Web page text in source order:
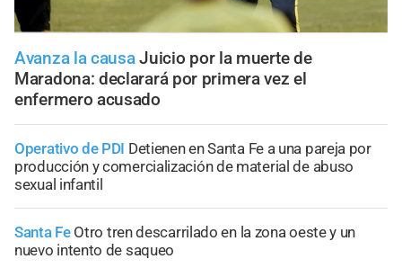
Avanza la causa Juicio por la muerte de
Maradona: declarará por primera vez el
enfermero acusado
Operativo de PDI Detienen en Santa Fe a una pareja por
producción y comercialización de material de abuso
sexual infantil
Santa Fe Otro tren descarrilado en la zona oeste y un
nuevo intento de saqueo